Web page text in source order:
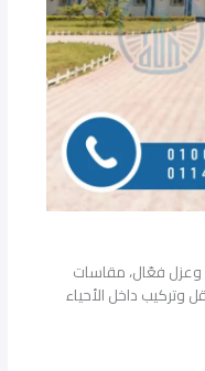
وعزل فعّال، مقاسات
نقل وتركيب داخل الأحياء